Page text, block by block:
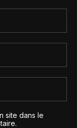
site dans le